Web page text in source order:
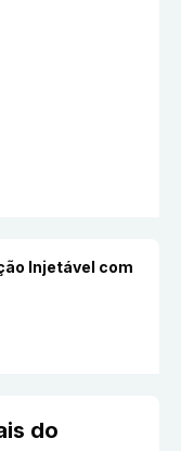
Injetável com
do